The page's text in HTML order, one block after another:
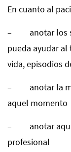
En cuanto al
– anotar los
pueda ayudar
vida, episodios
– anotar la
aquel momento
– anotar
profesional